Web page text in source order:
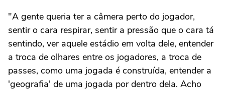
"A gente queria ter a câmera perto do jogador,
sentir o cara respirar, sentir a pressão que o cara tá
sentindo, ver aquele estádio em volta dele, entender
a troca de olhares entre os jogadores, a troca de
passes, como uma jogada é construída, entender a
'geografia' de uma jogada por dentro dela. Acho